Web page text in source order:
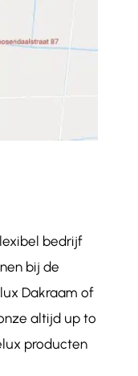
bedrijf
bij de
Dakraam of
altijd up to
producten